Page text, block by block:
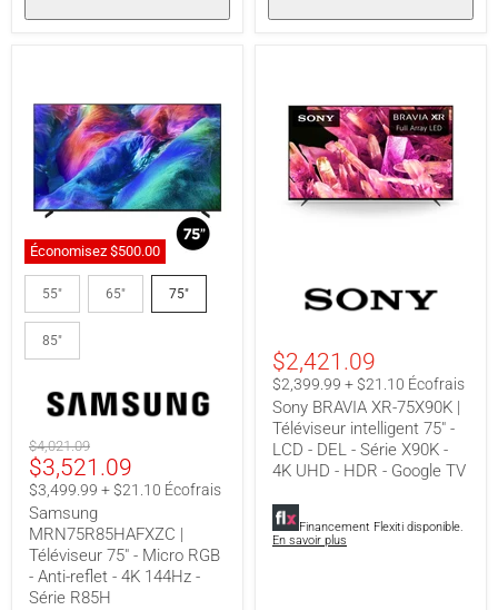
Économisez $500.00
Samsung
MRN75R85HAFXZC
Téléviseur
75"
-
RGB
reflet
4K
144Hz
Série
R85H
55" 65" 75"
85"
Prix
original
$4,021.09
Prix
actuel
$3,521.09
$3,499.99 + $21.10 Écofrais
Samsung
MRN75R85HAFXZC |
Téléviseur 75" - Micro RGB
- Anti-reflet - 4K 144Hz -
Série R85H
BRAVIA
Téléviseur
intelligent
75"
LCD
DEL
Série
X90K
$2,421.09
$2,399.99 + $21.10 Écofrais
Sony BRAVIA XR-75X90K |
Téléviseur intelligent 75" -
LCD - DEL - Série X90K -
4K UHD - HDR - Google TV
Financement Flexiti disponible.
En savoir plus